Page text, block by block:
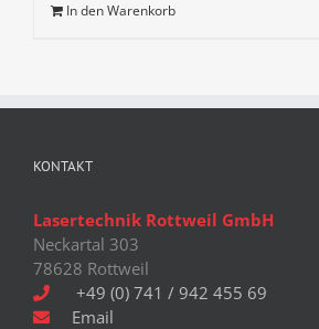
In den Warenkorb
KONTAKT
Lasertechnik Rottweil GmbH
Neckartal 303
78628 Rottweil
+49 (0) 741 / 942 455 69
Email